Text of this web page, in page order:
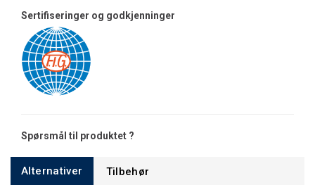
Sertifiseringer og godkjenninger
Spørsmål til produktet ?
Alternativer Tilbehør